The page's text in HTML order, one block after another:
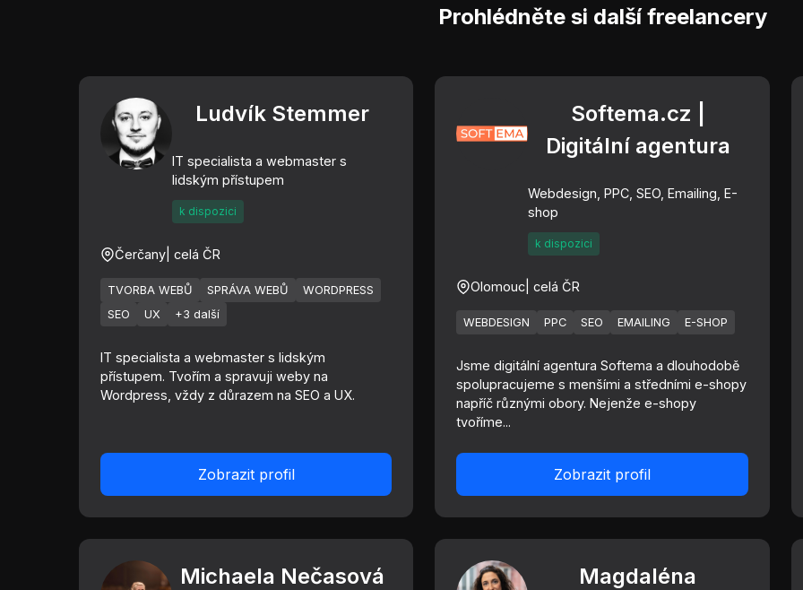
Prohlédněte si další freelancery
Ludvík Stemmer
IT specialista a webmaster s
lidským přístupem
k dispozici
Čerčany | celá ČR
TVORBA WEBŮ SPRÁVA WEBŮ
WORDPRESS
SEO
UX +3 další
IT specialista a webmaster s lidským
přístupem. Tvořím a spravuji weby na
Wordpress, vždy z důrazem na SEO a UX.
Zobrazit profil
Softema.cz |
Digitální agentura
Webdesign, PPC, SEO, Emailing, E-
shop
k dispozici
Olomouc | celá ČR
WEBDESIGN PPC SEO EMAILING E-SHOP
Jsme digitální agentura Softema a dlouhodobě
spolupracujeme s menšími a středními e-shopy
napříč různými obory. Nejenže e-shopy
tvoříme...
Zobrazit profil
Michaela Nečasová
Magdaléna